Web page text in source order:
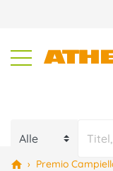
› Premio